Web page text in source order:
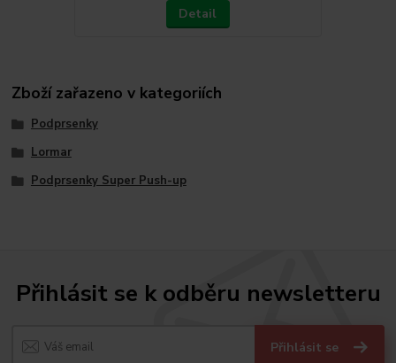
Detail
Zboží zařazeno v kategoriích
Podprsenky
Lormar
Podprsenky Super Push-up
Přihlásit se k odběru newsletteru
Přihlásit se